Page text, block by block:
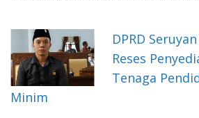
DPRD
Reses
Tenaga
Minim